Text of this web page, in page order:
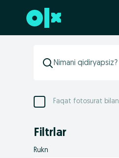
Futerga oʻtish
Faqat fotosurat bilan
Filtrlar
Rukn